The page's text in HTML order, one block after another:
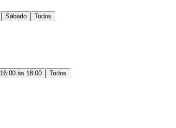
Sábado Todos
16:00 às 18:00
Todos